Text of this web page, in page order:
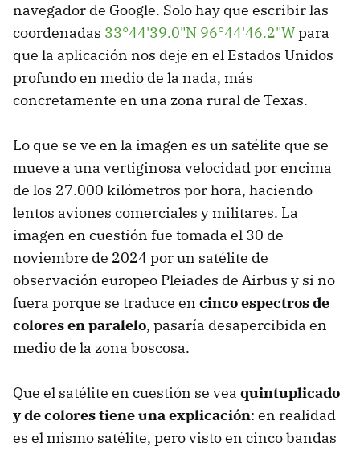
navegador de Google. Solo hay que escribir las
coordenadas 33°44'39.0"N 96°44'46.2"Wpara
que la aplicación nos deje en el Estados Unidos
profundo en medio de la nada, más
concretamente en una zona rural de Texas.
Lo que se ve en la imagen es un satélite que se
mueve a una vertiginosa velocidad por encima
de los 27.000 kilómetros por hora, haciendo
lentos aviones comerciales y militares. La
imagen en cuestión fue tomada el 30 de
noviembre de 2024 por un satélite de
observación europeo Pleiades de Airbus y si no
fuera porque se traduce en cinco espectros de
colores en paralelo, pasaría desapercibida en
medio de la zona boscosa.
Que el satélite en cuestión se vea quintuplicado
y de colores tiene una explicación: en realidad
es el mismo satélite, pero visto en cinco bandas